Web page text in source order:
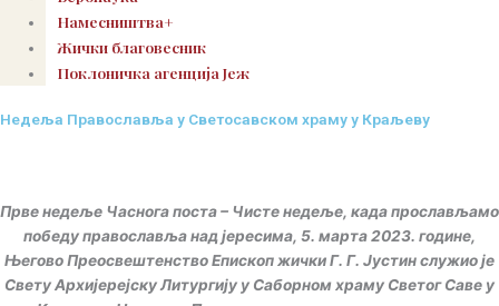
Намесништва+
Жички благовесник
Поклоничка агенција Јеж
Недеља Православља у Светосавском храму у Краљеву
Прве недеље Часнога поста – Чисте недеље, када прослављамо
победу православља над јересима, 5. марта 2023. године,
Његово Преосвештенство Епископ жички Г. Г. Јустин служио је
Свету Архијерејску Литургију у Саборном храму Светог Саве у